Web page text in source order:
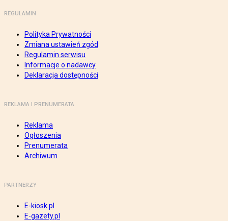
REGULAMIN
Polityka Prywatności
Zmiana ustawień zgód
Regulamin serwisu
Informacje o nadawcy
Deklaracja dostępności
REKLAMA I PRENUMERATA
Reklama
Ogłoszenia
Prenumerata
Archiwum
PARTNERZY
E-kiosk.pl
E-gazety.pl